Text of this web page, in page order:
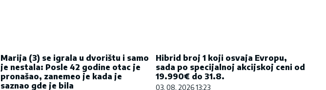
pronašao, zanemeo je kada je
saznao gde je bila
06. 08. 2026 09:39
sada po specijalnoj akcijskoj ceni od
19.990€ do 31.8.
03. 08. 2026 13:23